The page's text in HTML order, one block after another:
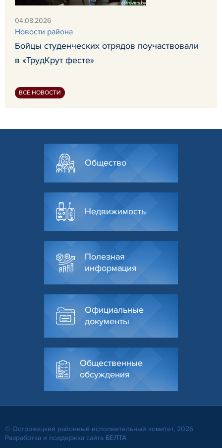
04.08.2026
Новости района
Бойцы студенческих отрядов поучаствовали
в «ТрудКрут фесте»
ВСЕ НОВОСТИ
Общество
Недвижимость
Полезная
информация
Официальные
документы
Общественные
обсуждения
© Островецкий районный исполнительный комитет, 2026
Разработка и поддержка сайта БЕЛТА